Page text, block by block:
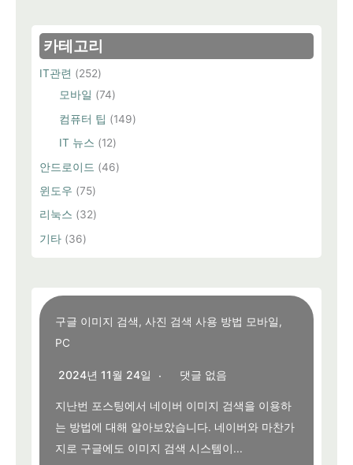
상
카테고리
IT관련 (252)
모바일 (74)
컴퓨터 팁 (149)
IT 뉴스 (12)
안드로이드 (46)
윈도우 (75)
리눅스 (32)
기타 (36)
구글 이미지 검색, 사진 검색 사용 방법 모바일,
PC
2024년 11월 24일 댓글 없음
지난번 포스팅에서 네이버 이미지 검색을 이용하
는 방법에 대해 알아보았습니다. 네이버와 마찬가
지로 구글에도 이미지 검색 시스템이...